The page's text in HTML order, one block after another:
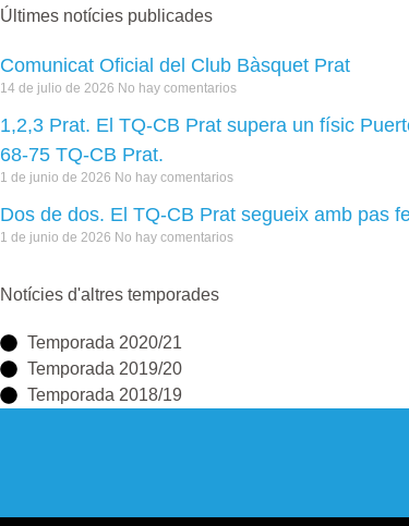
Últimes notícies publicades
Comunicat Oficial del Club Bàsquet Prat
14 de julio de 2026 No hay comentarios
1,2,3 Prat. El TQ-CB Prat supera un físic
68-75 TQ-CB Prat.
1 de junio de 2026 No hay comentarios
Dos de dos. El TQ-CB Prat segueix amb pas
1 de junio de 2026 No hay comentarios
Notícies d'altres temporades
Temporada 2020/21
Temporada 2019/20
Temporada 2018/19